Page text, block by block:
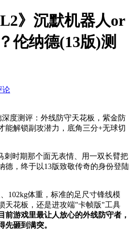
》沉默机器人or
伦纳德(13版)测
论
度测评：外线防守天花板，紫金防
能解锁副攻潜力，底角三分+无球切
时期那个面无表情、用一双长臂把
德，终于以13版致敬传奇的身份登陆
102kg体重，标准的足尺寸锋线模
天花板，还是进攻端"卡帧版"工具
前游戏里最让人放心的外线防守者，
先砸到满突。